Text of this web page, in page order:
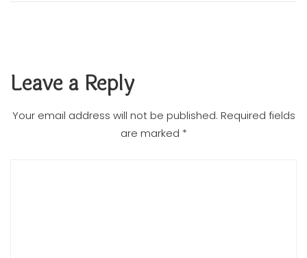
Leave a Reply
Your email address will not be published. Required fields
are marked *